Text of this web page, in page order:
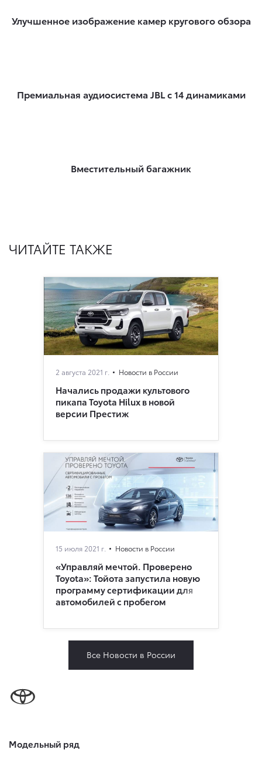
Улучшенное изображение камер кругового обзора
Премиальная аудиосистема JBL с 14 динамиками
Вместительный багажник
ЧИТАЙТЕ ТАКЖЕ
2 августа 2021 г. Новости в России
Начались продажи культового
пикапа Toyota Hilux в новой
версии Престиж
15 июля 2021 г. Новости в России
«Управляй мечтой. Проверено
Toyota»: Тойота запустила новую
программу сертификации для
автомобилей с пробегом
Все Новости в России
Модельный ряд